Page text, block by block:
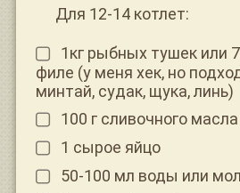
Для 12-14 котлет:
1кг рыбных тушек или
филе (у меня хек, но
минтай, судак, щука, линь)
100 г сливочного масла
1 сырое яйцо
50-100 мл воды или